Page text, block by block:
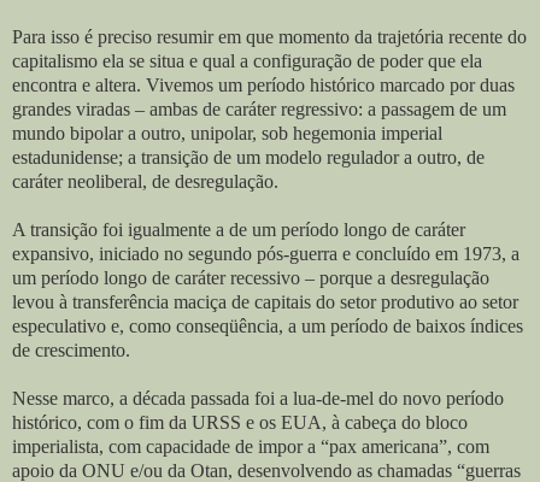
Para isso é preciso resumir em que momento da trajetória recente do
capitalismo ela se situa e qual a configuração de poder que ela
encontra e altera. Vivemos um período histórico marcado por duas
grandes viradas – ambas de caráter regressivo: a passagem de um
mundo bipolar a outro, unipolar, sob hegemonia imperial
estadunidense; a transição de um modelo regulador a outro, de
caráter neoliberal, de desregulação.
A transição foi igualmente a de um período longo de caráter
expansivo, iniciado no segundo pós-guerra e concluído em 1973, a
um período longo de caráter recessivo – porque a desregulação
levou à transferência maciça de capitais do setor produtivo ao setor
especulativo e, como conseqüência, a um período de baixos índices
de crescimento.
Nesse marco, a década passada foi a lua-de-mel do novo período
histórico, com o fim da URSS e os EUA, à cabeça do bloco
imperialista, com capacidade de impor a “pax americana”, com
apoio da ONU e/ou da Otan, desenvolvendo as chamadas “guerras